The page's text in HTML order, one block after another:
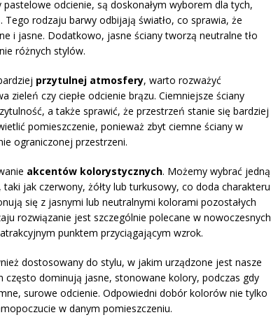
pastelowe odcienie, są doskonałym wyborem dla tych,
rodzaju barwy odbijają światło, co sprawia, że
i jasne. Dodatkowo, jasne ściany tworzą neutralne tło
różnych stylów.
przytulnej atmosfery, warto rozważyć
czy ciepłe odcienie brązu. Ciemniejsze ściany
a także sprawić, że przestrzeń stanie się bardziej
pomieszczenie, ponieważ zbyt ciemne ściany w
ograniczonej przestrzeni.
akcentów kolorystycznych. Możemy wybrać jedną
jak czerwony, żółty lub turkusowy, co doda charakteru
się z jasnymi lub neutralnymi kolorami pozostałych
rozwiązanie jest szczególnie polecane w nowoczesnych
punktem przyciągającym wzrok.
dostosowany do stylu, w jakim urządzone jest nasze
często dominują jasne, stonowane kolory, podczas gdy
surowe odcienie. Odpowiedni dobór kolorów nie tylko
w danym pomieszczeniu.